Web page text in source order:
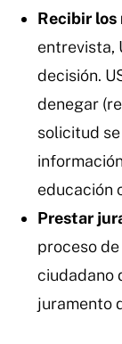
Recibir los
entrevista,
decisión.
denegar
solicitud
educación
Prestar
proceso
ciudadano
juramento